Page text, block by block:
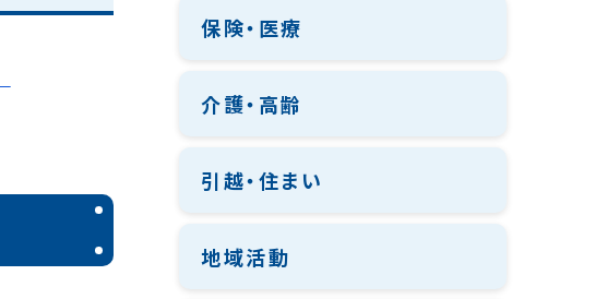
保険・医療
介護・高齢
引越・住まい
地域活動